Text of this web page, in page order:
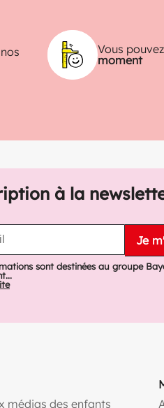
Vous
moment
à la
Je
sont destinées au groupe
médias des enfants